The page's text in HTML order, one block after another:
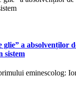
a absolvenților
sistem